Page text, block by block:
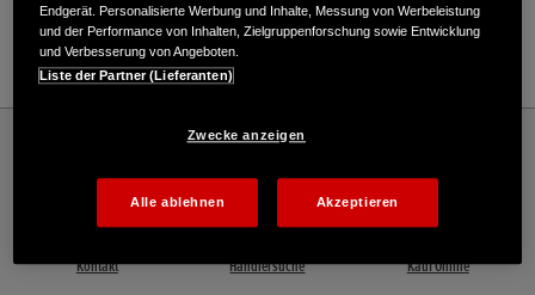
0831/73492
E-Mail
Offizielle Website | The Power of Dreams
Kontakt Händlersuche Kauf Online
Endgerät. Personalisierte Werbung und Inhalte, Messung von Werbeleistung
und der Performance von Inhalten, Zielgruppenforschung sowie Entwicklung
und Verbesserung von Angeboten.
Liste der Partner (Lieferanten)
Zwecke anzeigen
Alle ablehnen Akzeptieren